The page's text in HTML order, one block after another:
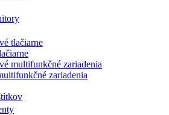
tlačiarne
multifunkčné zariadenia
zariadenia